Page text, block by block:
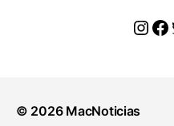
InstagramFacebook
© 2026 MacNoticias